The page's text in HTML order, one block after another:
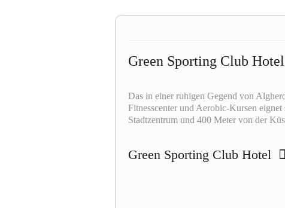
Green Sporting Club
Das in einer ruhigen Gegend von
Fitnesscenter und Aerobic-Kursen
Stadtzentrum und 400 Meter von der
Green Sporting Club Hotel